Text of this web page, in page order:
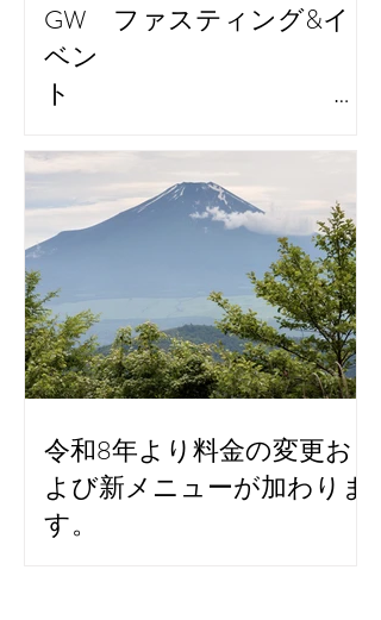
GW ファスティング&イ
ベン
ト
& Events
令和8年より料金の変更お
よび新メニューが加わりま
す。